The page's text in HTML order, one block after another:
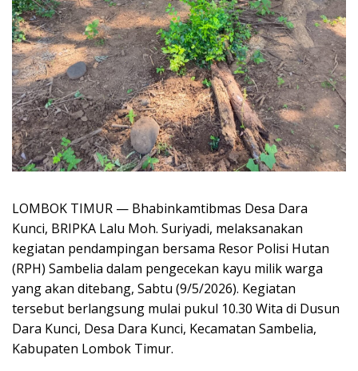
LOMBOK TIMUR — Bhabinkamtibmas Desa Dara
Kunci, BRIPKA Lalu Moh. Suriyadi, melaksanakan
kegiatan pendampingan bersama Resor Polisi Hutan
(RPH) Sambelia dalam pengecekan kayu milik warga
yang akan ditebang, Sabtu (9/5/2026). Kegiatan
tersebut berlangsung mulai pukul 10.30 Wita di Dusun
Dara Kunci, Desa Dara Kunci, Kecamatan Sambelia,
Kabupaten Lombok Timur.